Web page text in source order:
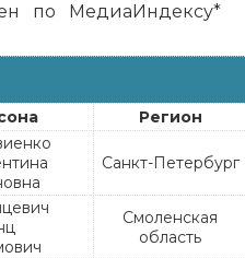
по МедиаИндексу*
Регион
Санкт-Петербург
Смоленская
область